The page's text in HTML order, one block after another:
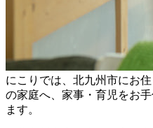
にこりでは、北九州市にお
の家庭へ、家事・育児をお
ます。